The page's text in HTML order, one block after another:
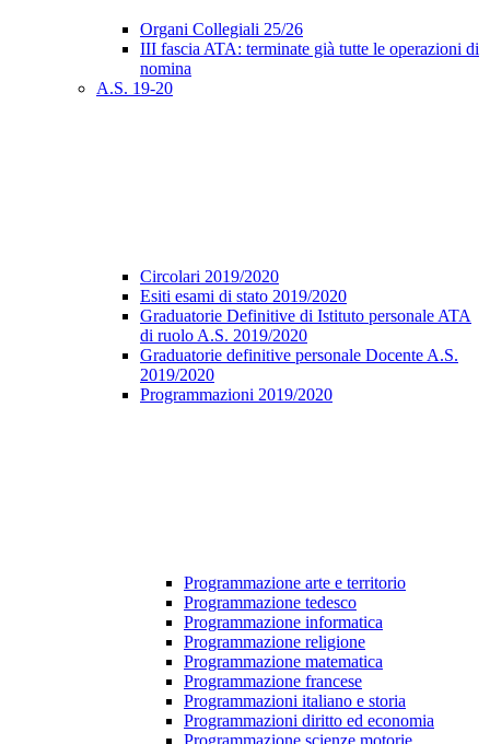
Organi Collegiali 25/26
III fascia ATA: terminate già tutte le operazioni di
nomina
A.S. 19-20
Circolari 2019/2020
Esiti esami di stato 2019/2020
Graduatorie Definitive di Istituto personale ATA
di ruolo A.S. 2019/2020
Graduatorie definitive personale Docente A.S.
2019/2020
Programmazioni 2019/2020
Programmazione arte e territorio
Programmazione tedesco
Programmazione informatica
Programmazione religione
Programmazione matematica
Programmazione francese
Programmazioni italiano e storia
Programmazioni diritto ed economia